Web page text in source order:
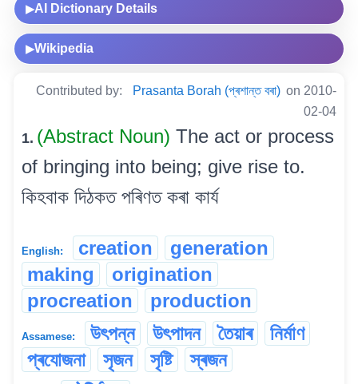
▶AI Dictionary Details
▶Wikipedia
Contributed by: Prasanta Borah (প্ৰশান্ত বৰা) on 2010-
02-04
1. (Abstract Noun) The act or process
of bringing into being; give rise to.
কিহবাক দিঠকত পৰিণত কৰা কাৰ্য
English: creation
generation
making
origination
procreation
production
Assamese: উৎপন্ন উৎপাদন তৈয়াৰ
নিৰ্মাণ
প্ৰযোজনা
সৃজন সৃষ্টি স্ৰজন